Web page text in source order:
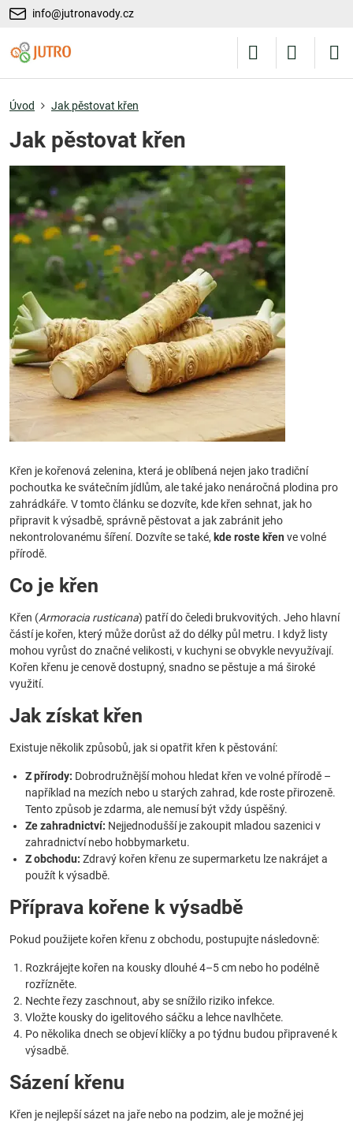
info@jutronavody.cz
Úvod Jak pěstovat křen
Jak pěstovat křen
Křen je kořenová zelenina, která je oblíbená nejen jako tradiční
pochoutka ke svátečním jídlům, ale také jako nenáročná plodina pro
zahrádkáře. V tomto článku se dozvíte, kde křen sehnat, jak ho
připravit k výsadbě, správně pěstovat a jak zabránit jeho
nekontrolovanému šíření. Dozvíte se také, kde roste křen ve volné
přírodě.
Co je křen
Křen (Armoracia rusticana) patří do čeledi brukvovitých. Jeho hlavní
částí je kořen, který může dorůst až do délky půl metru. I když listy
mohou vyrůst do značné velikosti, v kuchyni se obvykle nevyužívají.
Kořen křenu je cenově dostupný, snadno se pěstuje a má široké
využití.
Jak získat křen
Existuje několik způsobů, jak si opatřit křen k pěstování:
Z přírody: Dobrodružnější mohou hledat křen ve volné přírodě –
například na mezích nebo u starých zahrad, kde roste přirozeně.
Tento způsob je zdarma, ale nemusí být vždy úspěšný.
Ze zahradnictví: Nejjednodušší je zakoupit mladou sazenici v
zahradnictví nebo hobbymarketu.
Z obchodu: Zdravý kořen křenu ze supermarketu lze nakrájet a
použít k výsadbě.
Příprava kořene k výsadbě
Pokud použijete kořen křenu z obchodu, postupujte následovně:
Rozkrájejte kořen na kousky dlouhé 4–5 cm nebo ho podélně
rozřízněte.
Nechte řezy zaschnout, aby se snížilo riziko infekce.
Vložte kousky do igelitového sáčku a lehce navlhčete.
Po několika dnech se objeví klíčky a po týdnu budou připravené k
výsadbě.
Sázení křenu
Křen je nejlepší sázet na jaře nebo na podzim, ale je možné jej